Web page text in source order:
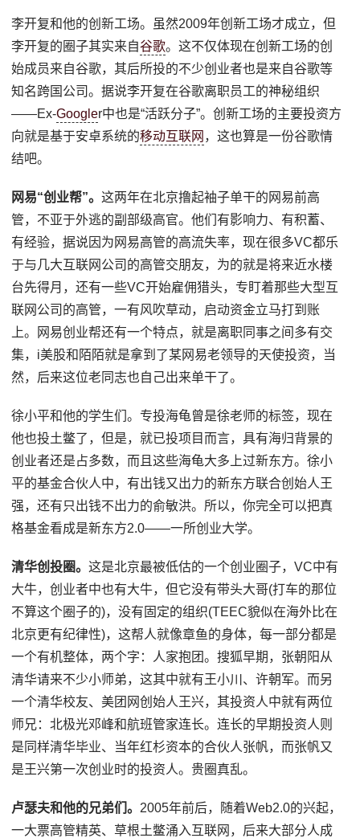
李开复和他的创新工场。虽然2009年创新工场才成立，但
李开复的圈子其实来自谷歌。这不仅体现在创新工场的创
始成员来自谷歌，其后所投的不少创业者也是来自谷歌等
知名跨国公司。据说李开复在谷歌离职员工的神秘组织
——Ex-Googler中也是“活跃分子”。创新工场的主要投资方
向就是基于安卓系统的移动互联网 ，这也算是一份谷歌情
结吧。
网易“创业帮”。这两年在北京撸起袖子单干的网易前高
管，不亚于外逃的副部级高官。他们有影响力、有积蓄、
有经验，据说因为网易高管的高流失率，现在很多VC都乐
于与几大互联网公司的高管交朋友，为的就是将来近水楼
台先得月，还有一些VC开始雇佣猎头，专盯着那些大型互
联网公司的高管，一有风吹草动，启动资金立马打到账
上。网易创业帮还有一个特点，就是离职同事之间多有交
集，i美股和陌陌就是拿到了某网易老领导的天使投资，当
然，后来这位老同志也自己出来单干了。
徐小平和他的学生们。专投海龟曾是徐老师的标签，现在
他也投土鳖了，但是，就已投项目而言，具有海归背景的
创业者还是占多数，而且这些海龟大多上过新东方。徐小
平的基金合伙人中，有出钱又出力的新东方联合创始人王
强，还有只出钱不出力的俞敏洪。所以，你完全可以把真
格基金看成是新东方2.0——一所创业大学。
清华创投圈。这是北京最被低估的一个创业圈子，VC中有
大牛，创业者中也有大牛，但它没有带头大哥(打车的那位
不算这个圈子的)，没有固定的组织(TEEC貌似在海外比在
北京更有纪律性)，这帮人就像章鱼的身体，每一部分都是
一个有机整体，两个字：人家抱团。搜狐早期，张朝阳从
清华请来不少小师弟，这其中就有王小川、许朝军。而另
一个清华校友、美团网创始人王兴，其投资人中就有两位
师兄：北极光邓峰和航班管家连长。连长的早期投资人则
是同样清华毕业、当年红杉资本的合伙人张帆，而张帆又
是王兴第一次创业时的投资人。贵圈真乱。
卢瑟夫和他的兄弟们。 2005年前后，随着Web2.0的兴起，
一大票高管精英、草根土鳖涌入互联网，后来大部分人成